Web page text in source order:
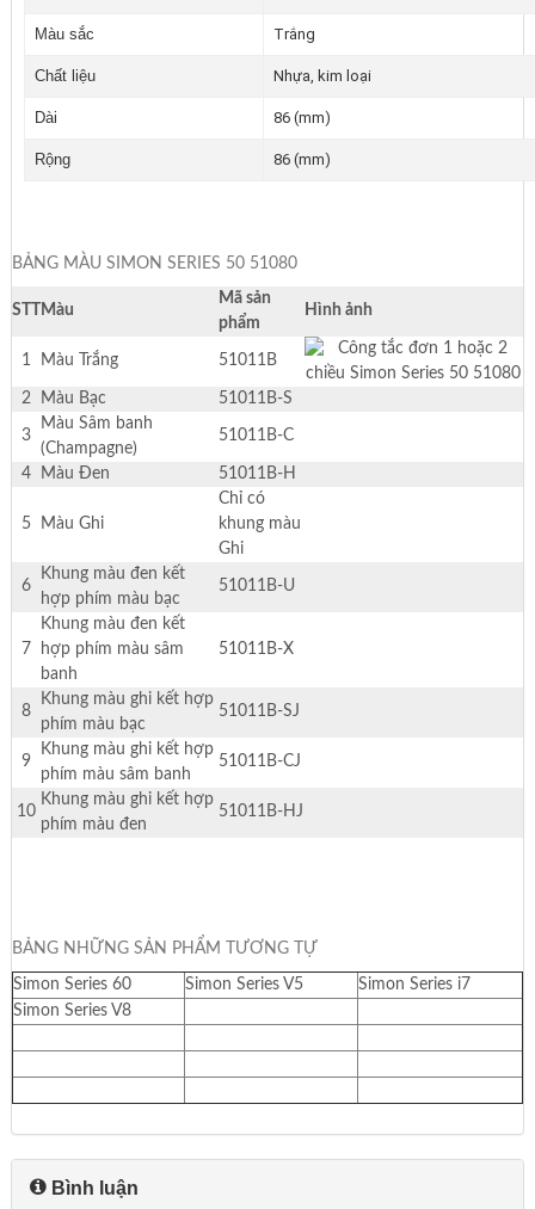
Màu sắc Trắng
Chất liệu Nhựa, kim loại
Dài 86 (mm)
Rộng 86 (mm)
BẢNG MÀU SIMON SERIES 50 51080
STTMàu
Mã sản
phẩm
Hình ảnh
1 Màu Trắng 51011B
2 Màu Bạc 51011B-S
3
Màu Sâm banh
(Champagne)
51011B-C
4 Màu Đen 51011B-H
5 Màu Ghi
Chỉ có
khung màu
Ghi
6
Khung màu đen kết
hợp phím màu bạc
51011B-U
7
Khung màu đen kết
hợp phím màu sâm
banh
51011B-X
8
Khung màu ghi kết hợp
phím màu bạc
51011B-SJ
9
Khung màu ghi kết hợp
phím màu sâm banh
51011B-CJ
10
Khung màu ghi kết hợp
phím màu đen
51011B-HJ
BẢNG NHỮNG SẢN PHẨM TƯƠNG TỰ
Simon Series 60 Simon Series V5
Simon Series i7
Simon Series V8
Bình luận